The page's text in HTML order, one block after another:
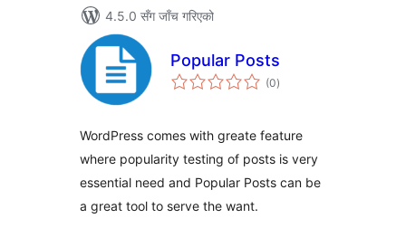
4.5.0 सँग जाँच गरिएको
Popular Posts
(0कुल
रेटिङ्गहरू
)
WordPress comes with greate feature
where popularity testing of posts is very
essential need and Popular Posts can be
a great tool to serve the want.